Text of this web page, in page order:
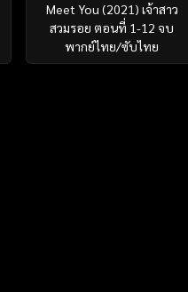
Meet You (2021) เจ้าสาว
สวมรอย ตอนที่ 1-12 จบ
พากย์ไทย/ซับไทย